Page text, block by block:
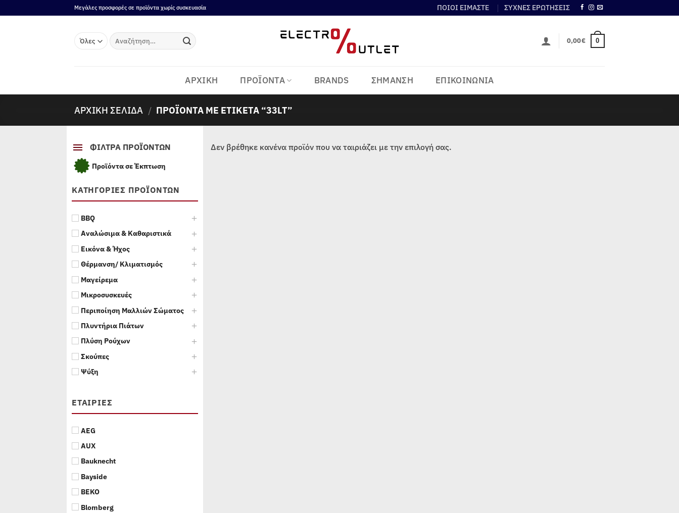
στο
Μεγάλες προσφορές σε προϊόντα χωρίς συσκευασία ΠΟΙΟΙ ΕΙΜΑΣΤΕ ΣΥΧΝΕΣ ΕΡΩΤΗΣΕΙΣ
Αναζήτηση
για:
0,00€ 0
ΑΡΧΙΚΗ ΠΡΟΪΟΝΤΑ BRANDS ΣΗΜΑΝΣΗ ΕΠΙΚΟΙΝΩΝΙΑ
ΑΡΧΙΚΉ ΣΕΛΊΔΑ / ΠΡΟΪΌΝΤΑ ΜΕ ΕΤΙΚΈΤΑ “33LT”
ΦΙΛΤΡΑ ΠΡΟΪΟΝΤΩΝ
Προϊόντα σε Έκπτωση
ΚΑΤΗΓΟΡΙΕΣ ΠΡΟΪΟΝΤΩΝ
BBQ
Αναλώσιμα & Καθαριστικά
Εικόνα & Ήχος
Θέρμανση/ Κλιματισμός
Μαγείρεμα
Μικροσυσκευές
Περιποίηση Μαλλιών Σώματος
Πλυντήρια Πιάτων
Πλύση Ρούχων
Σκούπες
Ψύξη
ΕΤΑΙΡΊΕΣ
AEG
AUX
Bauknecht
Bayside
BEKO
Blomberg
Δεν βρέθηκε κανένα προϊόν που να ταιριάζει με την επιλογή σας.